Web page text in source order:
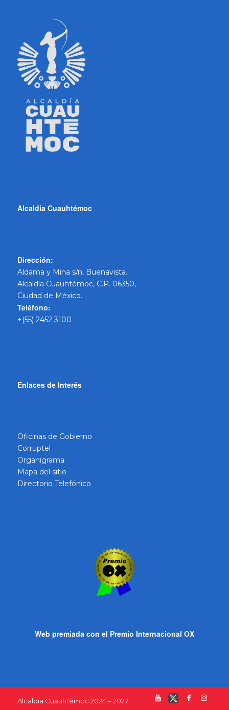
Alcaldía Cuauhtémoc
Dirección:
Aldama y Mina s/n, Buenavista.
Alcaldía Cuauhtémoc, C.P. 06350,
Ciudad de México.
Teléfono:
+(55) 2452 3100
Enlaces de Interés
Oficinas de Gobierno
Corruptel
Organigrama
Mapa del sitio
Directorio Telefónico
Web premiada con el Premio Internacional OX
Alcaldía Cuauhtémoc 2024 – 2027